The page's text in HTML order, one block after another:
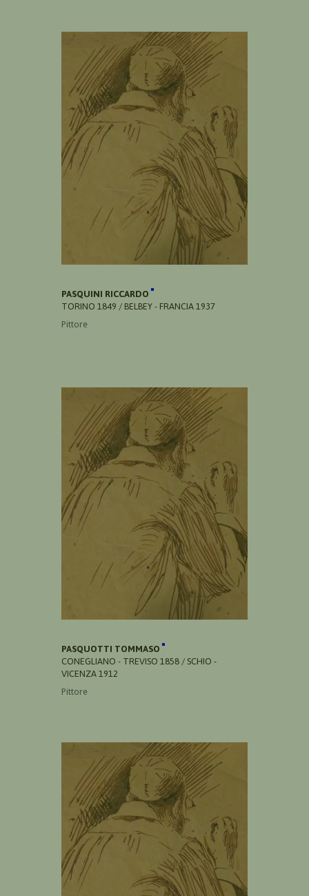
PASQUINI RICCARDO
TORINO 1849 / BELBEY - FRANCIA 1937
Pittore
PASQUOTTI TOMMASO
CONEGLIANO - TREVISO 1858 / SCHIO -
VICENZA 1912
Pittore